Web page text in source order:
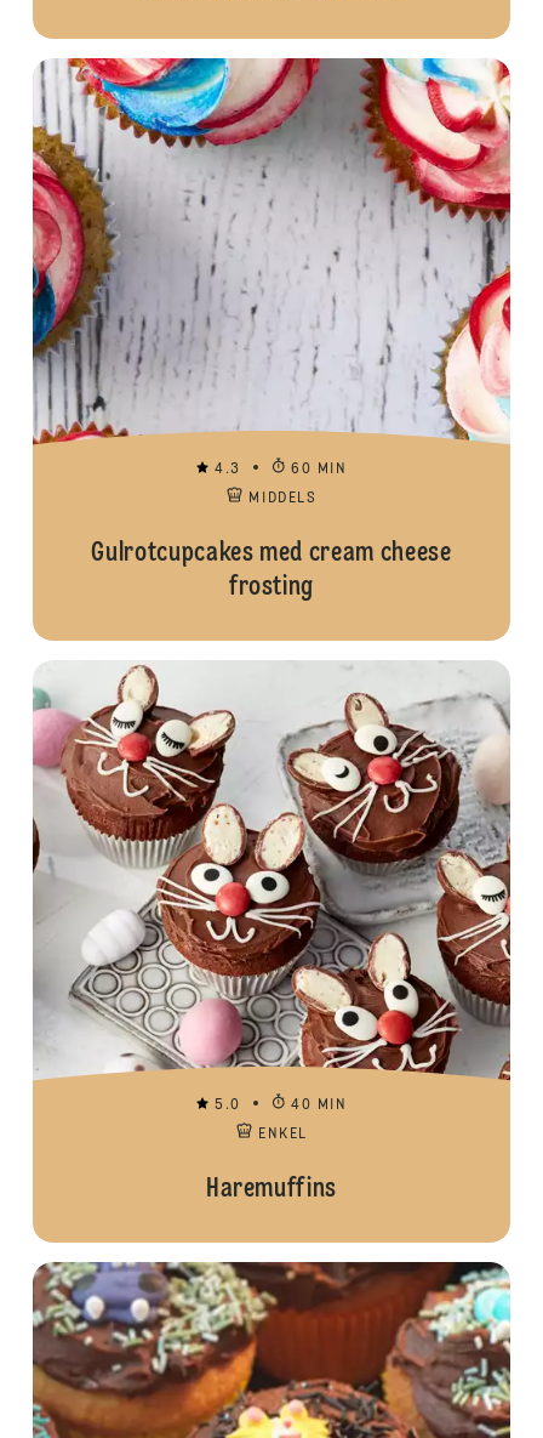
4.3
60 MIN
MIDDELS
Gulrotcupcakes med cream cheese
frosting
5.0
40 MIN
ENKEL
Haremuffins